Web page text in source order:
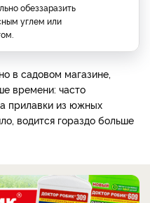
обеззаразить
углем или
в садовом магазине,
времени: часто
прилавки из южных
водится гораздо больше